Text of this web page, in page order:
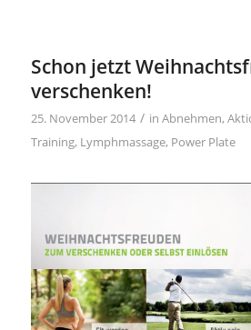
Schon jetzt
verschenken!
25. November 2014 / in Abnehmen,
Training, Lymphmassage, Power Plate